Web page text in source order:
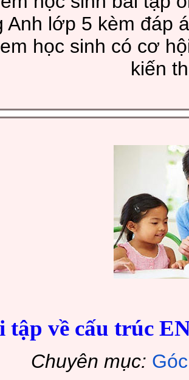
Anh lớp 5 kèm đáp
học sinh có cơ
kiến
tập về cấu trúc
Chuyên mục: